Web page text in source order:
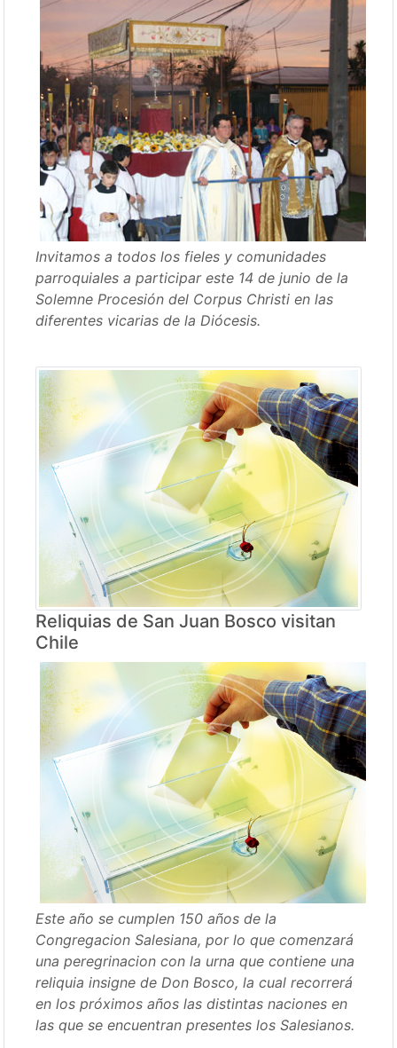
Invitamos a todos los fieles y comunidades
parroquiales a participar este 14 de junio de la
Solemne Procesión del Corpus Christi en las
diferentes vicarias de la Diócesis.
Reliquias de San Juan Bosco visitan
Chile
Este año se cumplen 150 años de la
Congregacion Salesiana, por lo que comenzará
una peregrinacion con la urna que contiene una
reliquia insigne de Don Bosco, la cual recorrerá
en los próximos años las distintas naciones en
las que se encuentran presentes los Salesianos.